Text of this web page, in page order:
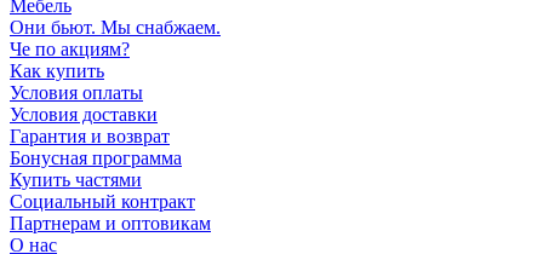
Мебель
Они бьют. Мы снабжаем.
Че по акциям?
Как купить
Условия оплаты
Условия доставки
Гарантия и возврат
Бонусная программа
Купить частями
Социальный контракт
Партнерам и оптовикам
О нас